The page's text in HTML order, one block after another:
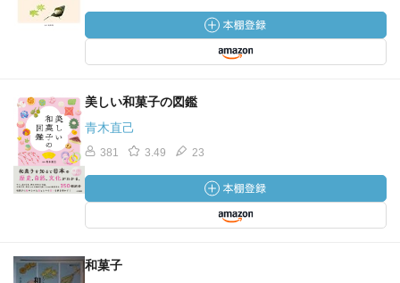
美しい和菓子の図鑑
青木直己
381 3.49 23
和菓子